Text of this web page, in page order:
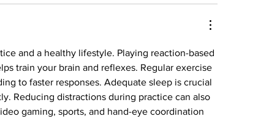
and a healthy lifestyle. Playing reaction-based
train your brain and reflexes. Regular exercise
to faster responses. Adequate sleep is crucial
Reducing distractions during practice can also
gaming, sports, and hand-eye coordination